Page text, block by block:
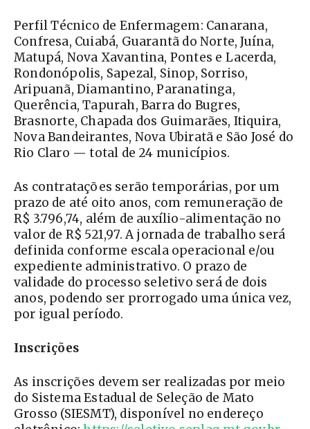
Perfil Técnico de Enfermagem: Canarana,
Confresa, Cuiabá, Guarantã do Norte, Juína,
Matupá, Nova Xavantina, Pontes e Lacerda,
Rondonópolis, Sapezal, Sinop, Sorriso,
Aripuanã, Diamantino, Paranatinga,
Querência, Tapurah, Barra do Bugres,
Brasnorte, Chapada dos Guimarães, Itiquira,
Nova Bandeirantes, Nova Ubiratã e São José do
Rio Claro — total de 24 municípios.
As contratações serão temporárias, por um
prazo de até oito anos, com remuneração de
R$ 3.796,74, além de auxílio-alimentação no
valor de R$ 521,97. A jornada de trabalho será
definida conforme escala operacional e/ou
expediente administrativo. O prazo de
validade do processo seletivo será de dois
anos, podendo ser prorrogado uma única vez,
por igual período.
Inscrições
As inscrições devem ser realizadas por meio
do Sistema Estadual de Seleção de Mato
Grosso (SIESMT), disponível no endereço